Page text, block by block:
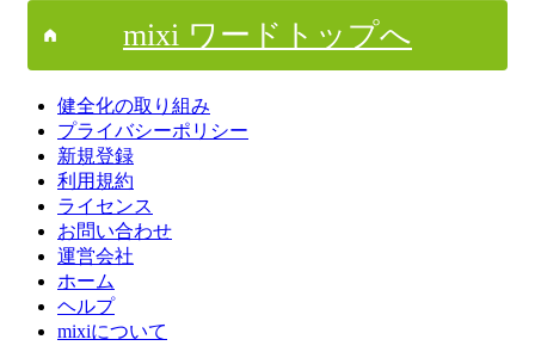
mixi ワードトップへ
健全化の取り組み
プライバシーポリシー
新規登録
利用規約
ライセンス
お問い合わせ
運営会社
ホーム
ヘルプ
mixiについて